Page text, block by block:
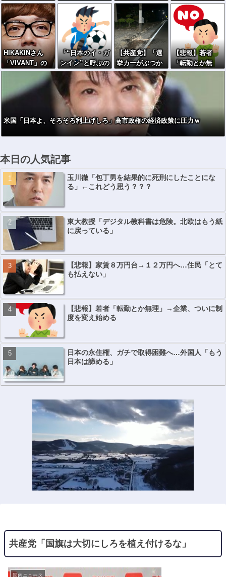
で、地域の担い
手」…多文化共
生実現への提
言、全国知事会
が政府に提出
電ラッシュ→住
民が車へ避難
ライブ配信中に
自殺
→あのオーナー
夫婦、不起訴ｗ
ｗｗｗｗｗｗｗ
HIKAKINさん
「VIVANT」の
読み方を知らず
赤っ恥ｗｗｗｗ
ｗｗｗ
「“日本のイ・ガ
ンイン”と呼ぶの
も恥ずかしいレ
ベル」“停滞”す
る久保建英を韓
国メディアが酷
評…
【共産党】「選
挙カーがぶつか
っている」知事
選候補を支援す
る団体の街宣車
が道路左側の電
柱に衝突 県議
と運動員が重
傷 長野
【悲報】若者
「転勤とか無
理」→企業、つ
始める
米国「日本よ、そろそろ利上げしろ」高市政権の経済政策に圧力ｗ
本日の人気記事
玉川徹「包丁男を結果的に死刑にしたことにな
る」←これどう思う？？？
東大教授「デジタル教科書は危険。北欧はもう紙
に戻っている」
【悲報】家賃８万円台→１２万円へ…住民「とて
も払えない」
【悲報】若者「転勤とか無理」→企業、ついに制
度を変え始める
日本の永住権、ガチで取得困難へ…外国人「もう
日本は諦める」
共産党「国旗は大切にしろを植え付けるな」
国内ニュース